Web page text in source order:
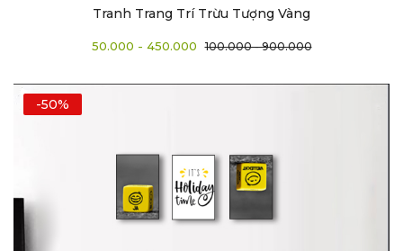
Tranh Trang Trí Trừu Tượng Vàng
50.000 - 450.000 100.000 - 900.000
-50%